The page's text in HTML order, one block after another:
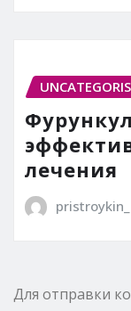
лечения
pristroykin_
Для отправки